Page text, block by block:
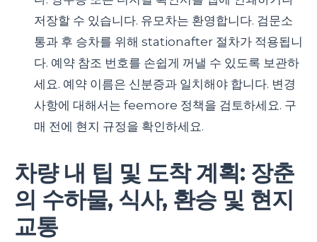
저장할 수 있습니다. 유모차는 환영합니다. 검문소
통과 후 승차를 위해 stationafter 절차가 적용됩니
다. 예약 참조 번호를 손쉽게 꺼낼 수 있도록 보관하
세요. 예약 이름은 신분증과 일치해야 합니다. 변경
사항에 대해서는 feemore 정책을 검토하세요. 구
매 전에 현지 규정을 확인하세요.
차량 내 팁 및 도착 계획: 장춘
의 수하물, 식사, 환승 및 현지
교통